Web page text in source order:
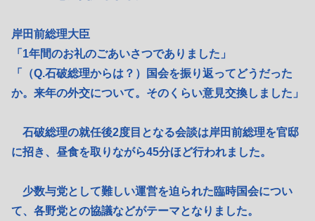
岸田前総理大臣
「1年間のお礼のごあいさつでありました」
「（Q.石破総理からは？）国会を振り返ってどうだった
か。来年の外交について。そのくらい意見交換しました」
石破総理の就任後2度目となる会談は岸田前総理を官邸
に招き、昼食を取りながら45分ほど行われました。
少数与党として難しい運営を迫られた臨時国会につい
て、各野党との協議などがテーマとなりました。